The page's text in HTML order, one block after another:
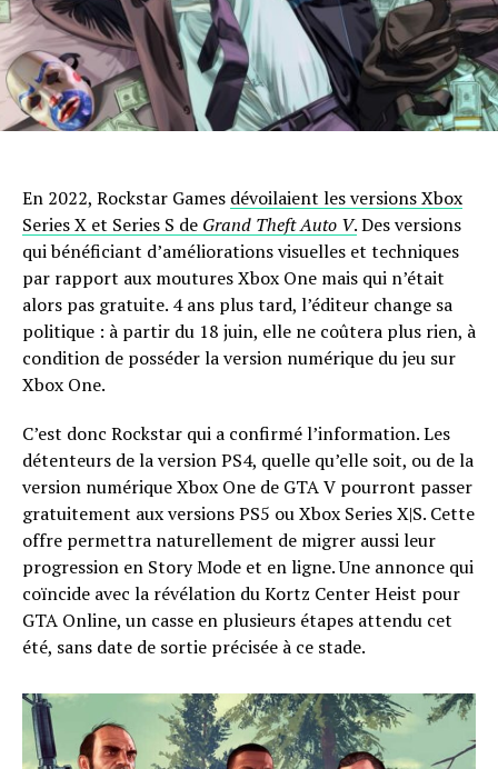
En 2022, Rockstar Games dévoilaient les versions Xbox
Series X et Series S de Grand Theft Auto V.Des versions
qui bénéficiant d’améliorations visuelles et techniques
par rapport aux moutures Xbox One mais qui n’était
alors pas gratuite. 4 ans plus tard, l’éditeur change sa
politique : à partir du 18 juin, elle ne coûtera plus rien, à
condition de posséder la version numérique du jeu sur
Xbox One.
C’est donc Rockstar qui a confirmé l’information. Les
détenteurs de la version PS4, quelle qu’elle soit, ou de la
version numérique Xbox One de GTA V pourront passer
gratuitement aux versions PS5 ou Xbox Series X|S. Cette
offre permettra naturellement de migrer aussi leur
progression en Story Mode et en ligne. Une annonce qui
coïncide avec la révélation du Kortz Center Heist pour
GTA Online, un casse en plusieurs étapes attendu cet
été, sans date de sortie précisée à ce stade.